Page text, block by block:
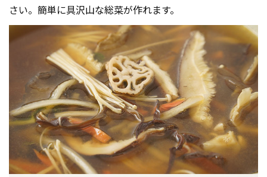
さい。簡単に具沢山な総菜が作れます。